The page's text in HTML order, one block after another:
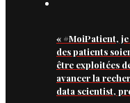
« #MoiPatient,
des patients
être exploitées
avancer la
data scientist,